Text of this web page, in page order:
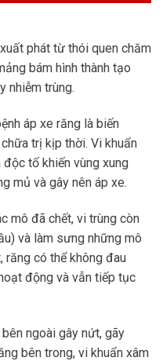
phát từ thói quen chăm
bám hình thành tạo
nhiễm trùng.
áp xe răng là biến
trị kịp thời. Vi khuẩn
tố khiến vùng xung
mủ và gây nên áp xe.
mô đã chết, vi trùng còn
và làm sưng những mô
răng có thể không đau
động và vẫn tiếp tục
ngoài gây nứt, gãy
bên trong, vi khuẩn xâm